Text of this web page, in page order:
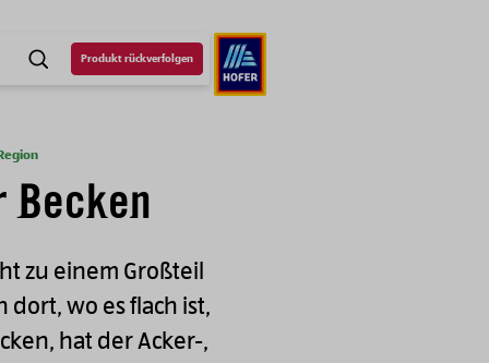
SUCHEProdukt rückverfolgen
Region
Becken
zu einem Großteil
dort, wo es flach ist,
hat der Acker-,